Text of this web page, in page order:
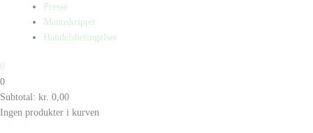
Presse
Manuskripter
Handelsbetingelser
0
0
Subtotal: kr. 0,00
Ingen produkter i kurven